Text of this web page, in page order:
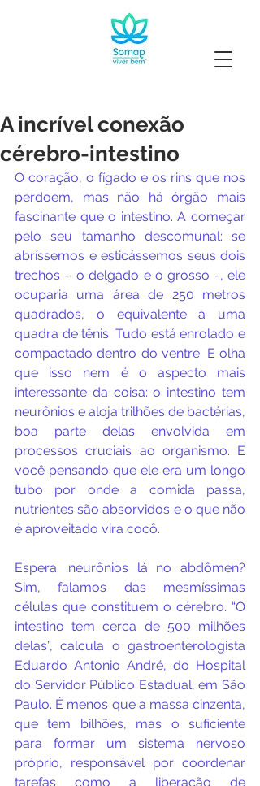
A incrível conexão
cérebro-intestino
O coração, o fígado e os rins que nos
perdoem, mas não há órgão mais
fascinante que o intestino. A começar
pelo seu tamanho descomunal: se
abríssemos e esticássemos seus dois
trechos – o delgado e o grosso -, ele
ocuparia uma área de 250 metros
quadrados, o equivalente a uma
quadra de tênis. Tudo está enrolado e
compactado dentro do ventre. E olha
que isso nem é o aspecto mais
interessante da coisa: o intestino tem
neurônios e aloja trilhões de bactérias,
boa parte delas envolvida em
processos cruciais ao organismo. E
você pensando que ele era um longo
tubo por onde a comida passa,
nutrientes são absorvidos e o que não
é aproveitado vira cocô.
Espera: neurônios lá no abdômen?
Sim, falamos das mesmíssimas
células que constituem o cérebro. “O
intestino tem cerca de 500 milhões
delas”, calcula o gastroenterologista
Eduardo Antonio André, do Hospital
do Servidor Público Estadual, em São
Paulo. É menos que a massa cinzenta,
que tem bilhões, mas o suficiente
para formar um sistema nervoso
próprio, responsável por coordenar
tarefas como a liberação de